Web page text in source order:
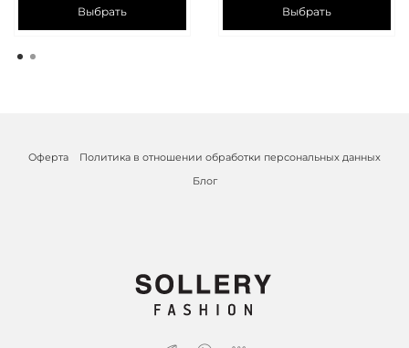
Выбрать Выбрать
Оферта
Политика в отношении обработки персональных данных
Блог